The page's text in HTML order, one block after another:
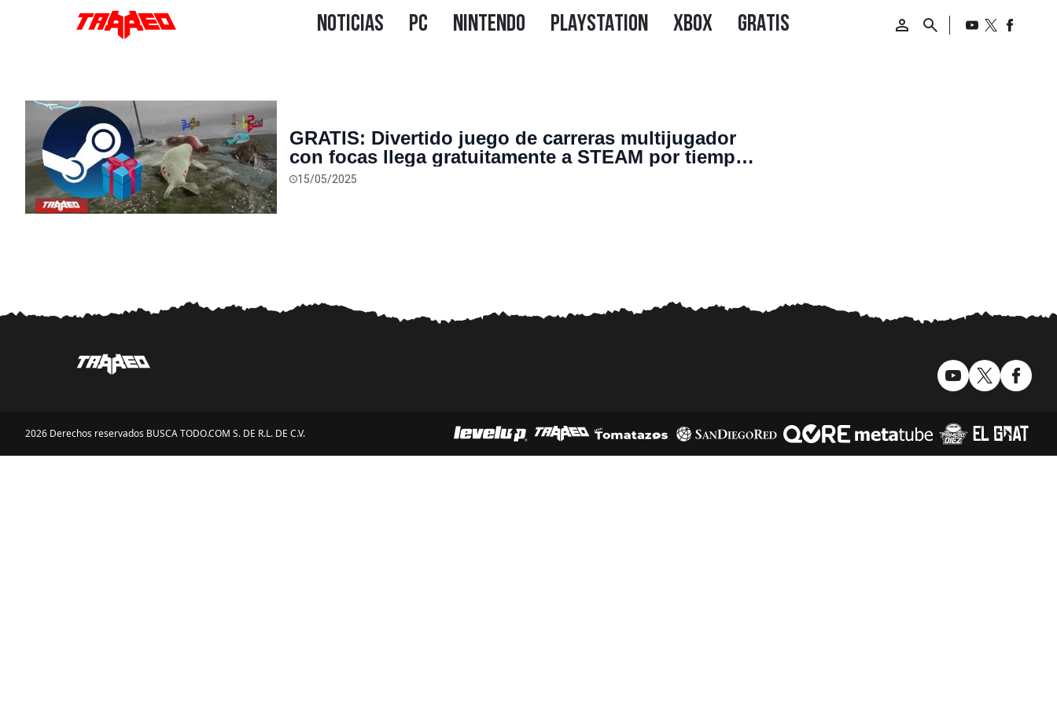
GRATIS: Divertido juego de carreras multijugador
con focas llega gratuitamente a STEAM por tiempo
limitado
15/05/2025
2026 Derechos reservados BUSCA TODO.COM S. DE R.L. DE C.V.